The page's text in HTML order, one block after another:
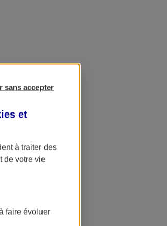
sans accepter
et
à traiter des
de votre vie
faire évoluer